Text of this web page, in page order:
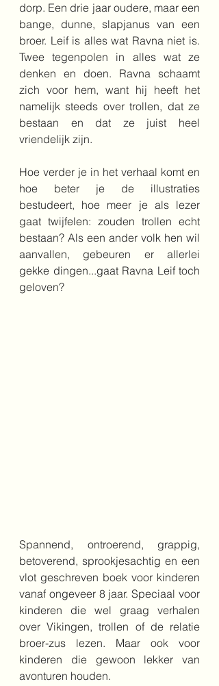
dorp. Een drie jaar oudere, maar een
bange, dunne, slapjanus van een
broer. Leif is alles wat Ravna niet is.
Twee tegenpolen in alles wat ze
denken en doen. Ravna schaamt
zich voor hem, want hij heeft het
namelijk steeds over trollen, dat ze
bestaan en dat ze juist heel
vriendelijk zijn.
Hoe verder je in het verhaal komt en
hoe beter je de illustraties
bestudeert, hoe meer je als lezer
gaat twijfelen: zouden trollen echt
bestaan? Als een ander volk hen wil
aanvallen, gebeuren er allerlei
gekke dingen...gaat Ravna Leif toch
geloven?
Spannend, ontroerend, grappig,
betoverend, sprookjesachtig en een
vlot geschreven boek voor kinderen
vanaf ongeveer 8 jaar. Speciaal voor
kinderen die wel graag verhalen
over Vikingen, trollen of de relatie
broer-zus lezen. Maar ook voor
kinderen die gewoon lekker van
avonturen houden.